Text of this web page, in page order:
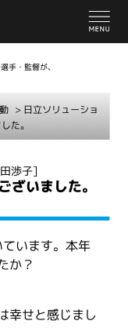
手・監督が、
> 日立ソリューショ
た。
渉子]
いました。
います。本年
か？
幸せと感じまし